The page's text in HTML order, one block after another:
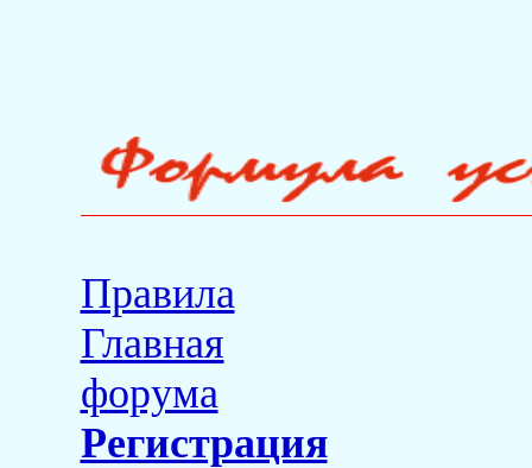
Правила
Главная
форума
Регистрация